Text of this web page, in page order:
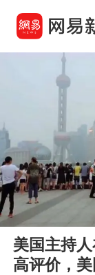
00:00
美国主持
高评价，